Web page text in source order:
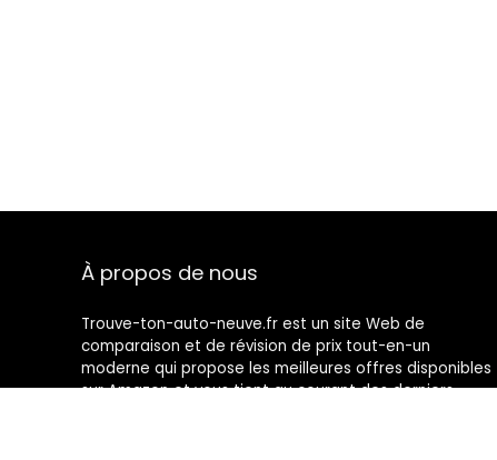
À propos de nous
Trouve-ton-auto-neuve.fr est un site Web de
comparaison et de révision de prix tout-en-un
moderne qui propose les meilleures offres disponibles
sur Amazon et vous tient au courant des derniers